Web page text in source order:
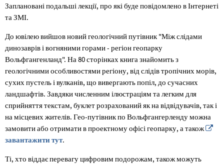
Заплановані подальші лекції, про які буде повідомлено в Інтернеті
та ЗМІ.
До ювілею вийшов новий геологічний путівник "Між слідами
динозаврів і вогняними горами - регіон геопарку
Вольфгангенланд". На 80 сторінках книга знайомить з
геологічними особливостями регіону, від слідів тропічних морів,
сухих пустель і вулканів, що вивергають попіл, до сучасних
ландшафтів. Завдяки численним ілюстраціям та легким для
сприйняття текстам, буклет розрахований як на відвідувачів, так і
на місцевих жителів. Гео-путівник по Вольфгангерленду можна
замовити або отримати в проектному офісі геопарку, а також
завантажити тут.
Ті, хто віддає перевагу цифровим подорожам, також можуть